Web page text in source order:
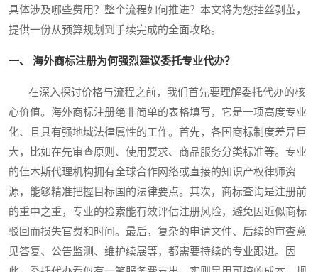
具体涉及哪些费用？整个流程如何推进？本文将为您抽丝剥茧，
提供一份从预算规划到手续完成的全面攻略。
一、 海外商标注册为何强烈建议委托专业代办？
在深入探讨价格与流程之前，我们首先要理解委托代办的核
心价值。海外商标注册绝非简单的表格填写，它是一项高度专业
化、且具有强地域法律属性的工作。首先，各国商标制度差异巨
大，比如在先审查原则、使用要求、商品服务分类标准等。专业
的佳木斯代理机构拥有全球合作网络或直接的知识产权律师资
源，能够精准把握目标国的法律要点。其次，商标查询是注册前
的重中之重，专业的检索能有效评估注册风险，避免因近似商标
驳回而损失官费和时间。最后，复杂的申请文件、后续的审查意
见答复、公告监测、维护续展等，都需要持续的专业跟进。因